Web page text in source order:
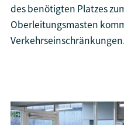
des benötigten Platzes
Oberleitungsmasten
Verkehrseinschränkungen.